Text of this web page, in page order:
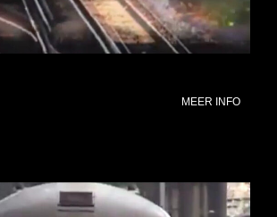
MEER INFO